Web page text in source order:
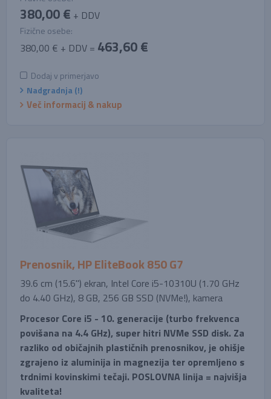
380,00 € + DDV
Fizične osebe:
380,00 € + DDV = 463,60 €
Dodaj v primerjavo
Nadgradnja (!)
Več informacij & nakup
Prenosnik, HP EliteBook 850 G7
39.6 cm (15.6'') ekran, Intel Core i5-10310U (1.70 GHz
do 4.40 GHz), 8 GB, 256 GB SSD (NVMe!), kamera
Procesor Core i5 - 10. generacije (turbo frekvenca
povišana na 4.4 GHz), super hitri NVMe SSD disk. Za
razliko od običajnih plastičnih prenosnikov, je ohišje
zgrajeno iz aluminija in magnezija ter opremljeno s
trdnimi kovinskimi tečaji. POSLOVNA linija = najvišja
kvaliteta!